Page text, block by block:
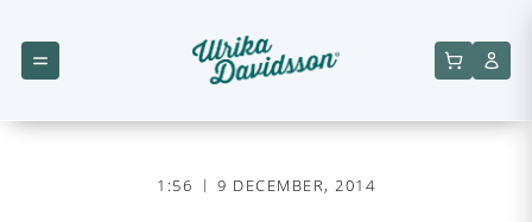
1:56 9 DECEMBER, 2014